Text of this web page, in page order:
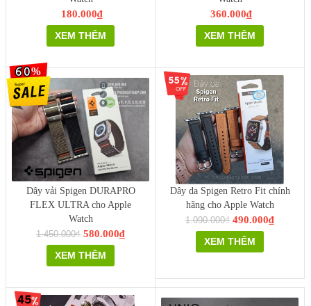
180.000₫
XEM THÊM
360.000₫
XEM THÊM
Dây vải Spigen DURAPRO
FLEX ULTRA cho Apple
Watch
1.450.000₫ 580.000₫
XEM THÊM
Dây da Spigen Retro Fit chính
hãng cho Apple Watch
1.090.000₫ 490.000₫
XEM THÊM